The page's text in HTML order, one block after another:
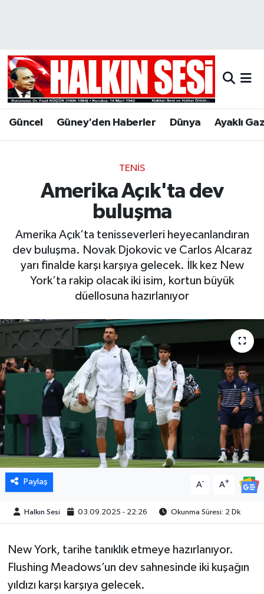
Güncel Güney'den Haberler Dünya Ayaklı
TENIS
Amerika Açık'ta dev
buluşma
Amerika Açık’ta tenisseverleri heyecanlandıran
dev buluşma. Novak Djokovic ve Carlos Alcaraz
yarı finalde karşı karşıya gelecek. İlk kez New
York’ta rakip olacak iki isim, kortun büyük
düellosuna hazırlanıyor
Paylaş A- A+
Halkın Sesi 03.09.2025 - 22:26 Okunma Süresi: 2 Dk
New York, tarihe tanıklık etmeye hazırlanıyor.
Flushing Meadows’un dev sahnesinde iki kuşağın
yıldızı karşı karşıya gelecek.
Hava Durumu
Trafik Durumu
Son Dakika Haberleri